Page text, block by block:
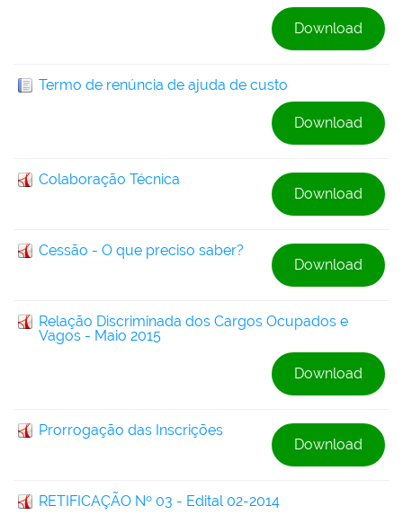
Download
Termo de renúncia de ajuda de custo
Download
Colaboração Técnica
Download
Cessão - O que preciso saber?
Download
Relação Discriminada dos Cargos Ocupados e
Vagos - Maio 2015
Download
Prorrogação das Inscrições
Download
RETIFICAÇÃO Nº 03 - Edital 02-2014